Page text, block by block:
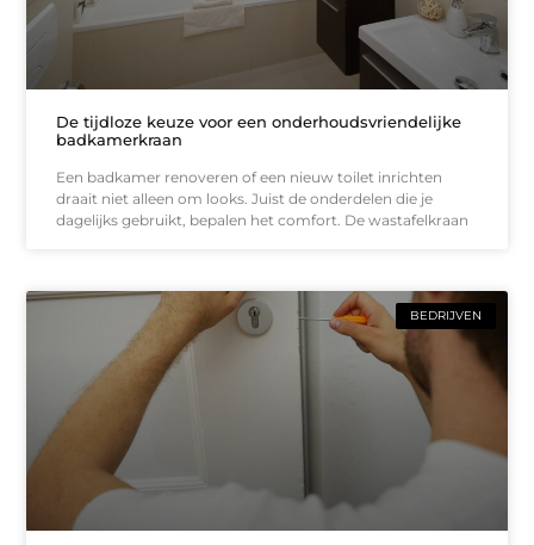
De tijdloze keuze voor een onderhoudsvriendelijke
badkamerkraan
Een badkamer renoveren of een nieuw toilet inrichten
draait niet alleen om looks. Juist de onderdelen die je
dagelijks gebruikt, bepalen het comfort. De wastafelkraan
BEDRIJVEN